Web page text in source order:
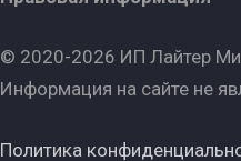
© 2020-2026 ИП Лайтер
Информация на сайте не
Политика